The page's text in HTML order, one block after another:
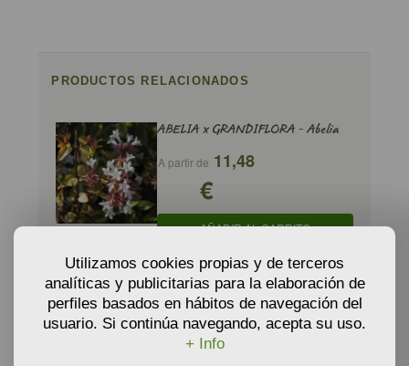
PRODUCTOS RELACIONADOS
ABELIA x GRANDIFLORA - Abelia
A partir de 11,48
€
AÑADIR AL CARRITO
ABELIA x GRANDIFLORA Prostrata -
Abelia 'Prostrata'
A partir de9,35
Utilizamos cookies propias y de terceros
analíticas y publicitarias para la elaboración de
perfiles basados en hábitos de navegación del
usuario. Si continúa navegando, acepta su uso.
+ Info